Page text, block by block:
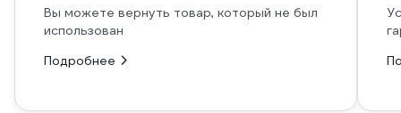
Вы можете вернуть товар, который не был
использован
Подробнее